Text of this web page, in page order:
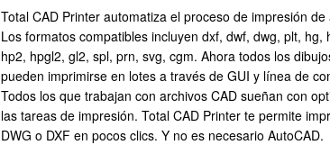
Total CAD Printer automatiza el proceso de impresión
Los formatos compatibles incluyen dxf, dwf, dwg, plt, hg,
hp2, hpgl2, gl2, spl, prn, svg, cgm. Ahora todos los
pueden imprimirse en lotes a través de GUI y línea de
Todos los que trabajan con archivos CAD sueñan con
las tareas de impresión. Total CAD Printer te permite
DWG o DXF en pocos clics. Y no es necesario AutoCAD.